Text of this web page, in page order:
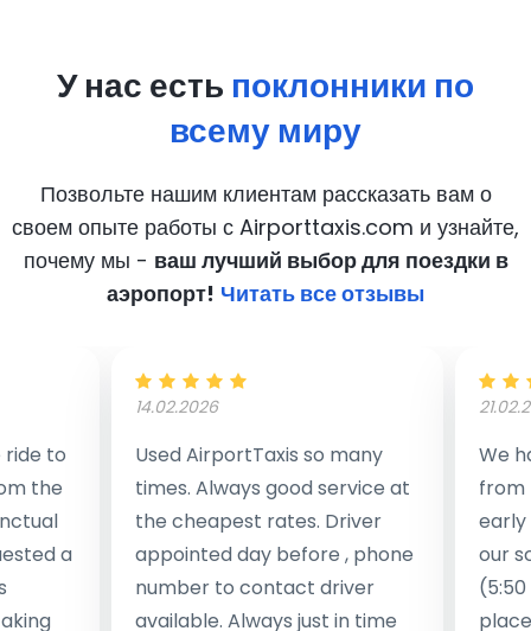
У нас есть поклонники по
всему миру
Позвольте нашим клиентам рассказать вам о
своем опыте работы с Airporttaxis.com и узнайте,
почему мы - ваш лучший выбор для поездки в
аэропорт! Читать все отзывы
to
the
a
14.02.2026
Used AirportTaxis so many
times. Always good service at
the cheapest rates. Driver
appointed day before , phone
number to contact driver
available. Always just in time
We
from
early
our